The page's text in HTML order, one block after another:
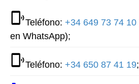
Teléfono: +34 649 73 74 10
en WhatsApp);
Teléfono: +34 650 87 41 19;